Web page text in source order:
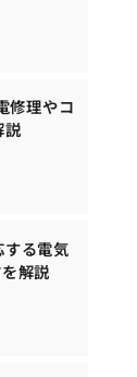
修理やコ
説
る電気
解説